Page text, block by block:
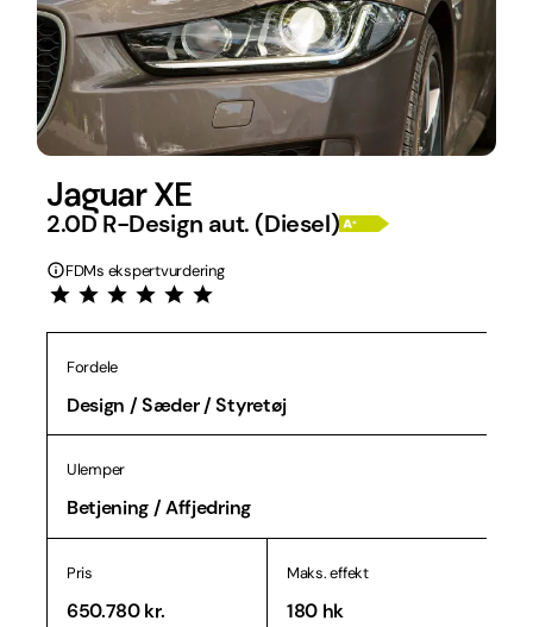
Jaguar XE
2.0D R-Design aut. (Diesel)
FDMs ekspertvurdering
Fordele
Design / Sæder / Styretøj
Ulemper
Betjening / Affjedring
Pris
650.780 kr.
Maks. effekt
180 hk